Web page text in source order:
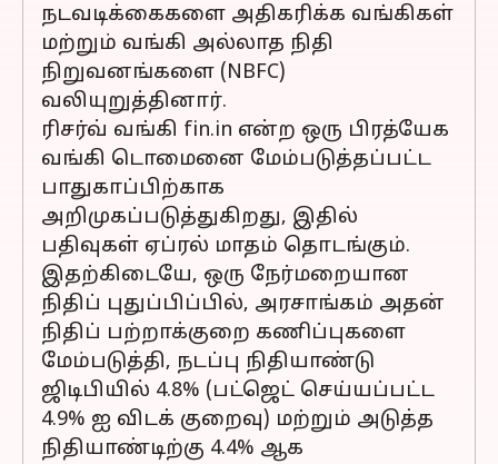
நடவடிக்கைகளை அதிகரிக்க வங்கிகள்
மற்றும் வங்கி அல்லாத நிதி
நிறுவனங்களை (NBFC)
வலியுறுத்தினார்.
ரிசர்வ் வங்கி fin.in என்ற ஒரு பிரத்யேக
வங்கி டொமைனை மேம்படுத்தப்பட்ட
பாதுகாப்பிற்காக
அறிமுகப்படுத்துகிறது, இதில்
பதிவுகள் ஏப்ரல் மாதம் தொடங்கும்.
இதற்கிடையே, ஒரு நேர்மறையான
நிதிப் புதுப்பிப்பில், அரசாங்கம் அதன்
நிதிப் பற்றாக்குறை கணிப்புகளை
மேம்படுத்தி, நடப்பு நிதியாண்டு
ஜிடிபியில் 4.8% (பட்ஜெட் செய்யப்பட்ட
4.9% ஐ விடக் குறைவு) மற்றும் அடுத்த
நிதியாண்டிற்கு 4.4% ஆக